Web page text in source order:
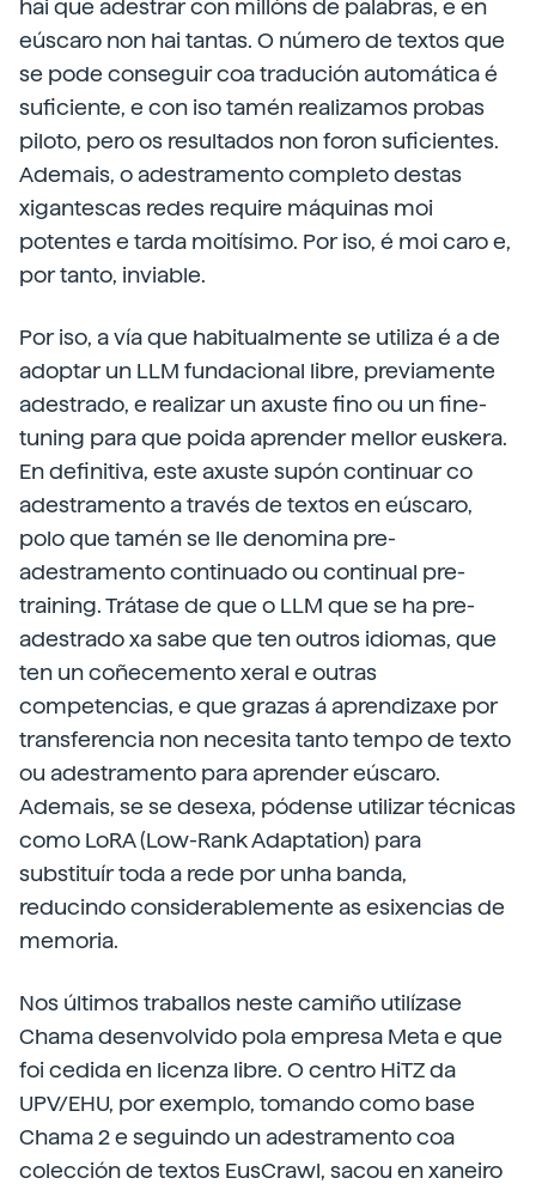
hai que adestrar con millóns de palabras, e en
eúscaro non hai tantas. O número de textos que
se pode conseguir coa tradución automática é
suficiente, e con iso tamén realizamos probas
piloto, pero os resultados non foron suficientes.
Ademais, o adestramento completo destas
xigantescas redes require máquinas moi
potentes e tarda moitísimo. Por iso, é moi caro e,
por tanto, inviable.
Por iso, a vía que habitualmente se utiliza é a de
adoptar un LLM fundacional libre, previamente
adestrado, e realizar un axuste fino ou un fine-
tuning para que poida aprender mellor euskera.
En definitiva, este axuste supón continuar co
adestramento a través de textos en eúscaro,
polo que tamén se lle denomina pre-
adestramento continuado ou continual pre-
training. Trátase de que o LLM que se ha pre-
adestrado xa sabe que ten outros idiomas, que
ten un coñecemento xeral e outras
competencias, e que grazas á aprendizaxe por
transferencia non necesita tanto tempo de texto
ou adestramento para aprender eúscaro.
Ademais, se se desexa, pódense utilizar técnicas
como LoRA (Low-Rank Adaptation) para
substituír toda a rede por unha banda,
reducindo considerablemente as esixencias de
memoria.
Nos últimos traballos neste camiño utilízase
Chama desenvolvido pola empresa Meta e que
foi cedida en licenza libre. O centro HiTZ da
UPV/EHU, por exemplo, tomando como base
Chama 2 e seguindo un adestramento coa
colección de textos EusCrawl, sacou en xaneiro